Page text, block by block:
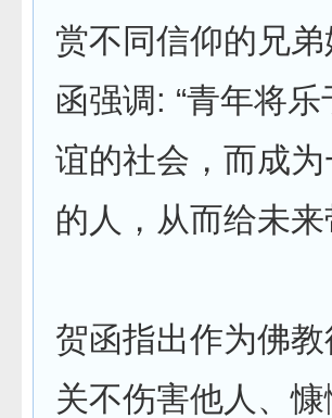
赏不同信仰的兄
函强调: “青年将
谊的社会，而成
的人，从而给未来
贺函指出作为佛
关不伤害他人、